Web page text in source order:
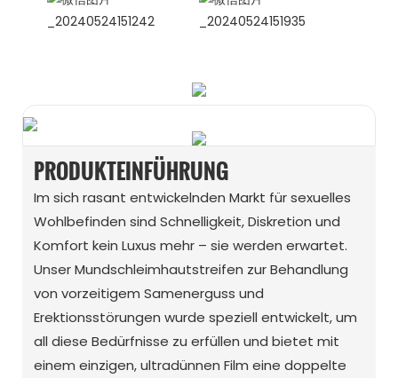
PRODUKTEINFÜHRUNG
Im sich rasant entwickelnden Markt für sexuelles
Wohlbefinden sind Schnelligkeit, Diskretion und
Komfort kein Luxus mehr – sie werden erwartet.
Unser Mundschleimhautstreifen zur Behandlung
von vorzeitigem Samenerguss und
Erektionsstörungen wurde speziell entwickelt, um
all diese Bedürfnisse zu erfüllen und bietet mit
einem einzigen, ultradünnen Film eine doppelte